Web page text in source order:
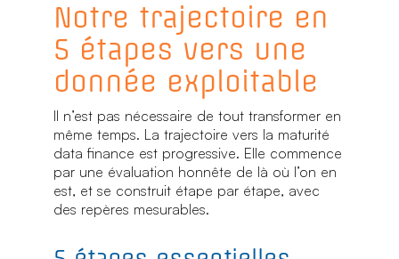
Notre trajectoire en
5 étapes vers une
donnée exploitable
Il n’est pas nécessaire de tout transformer en
même temps. La trajectoire vers la maturité
data finance est progressive. Elle commence
par une évaluation honnête de là où l’on en
est, et se construit étape par étape, avec
des repères mesurables.